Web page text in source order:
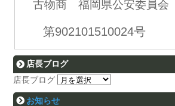
古物商 福岡県公安委員会
第902101510024号
店長ブログ
店長ブログ
お知らせ